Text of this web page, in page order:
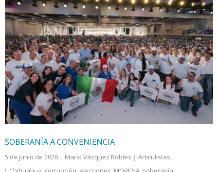
SOBERANÍA A CONVENIENCIA
5 de junio de 2026 Mario Vázquez Robles
Articulistas